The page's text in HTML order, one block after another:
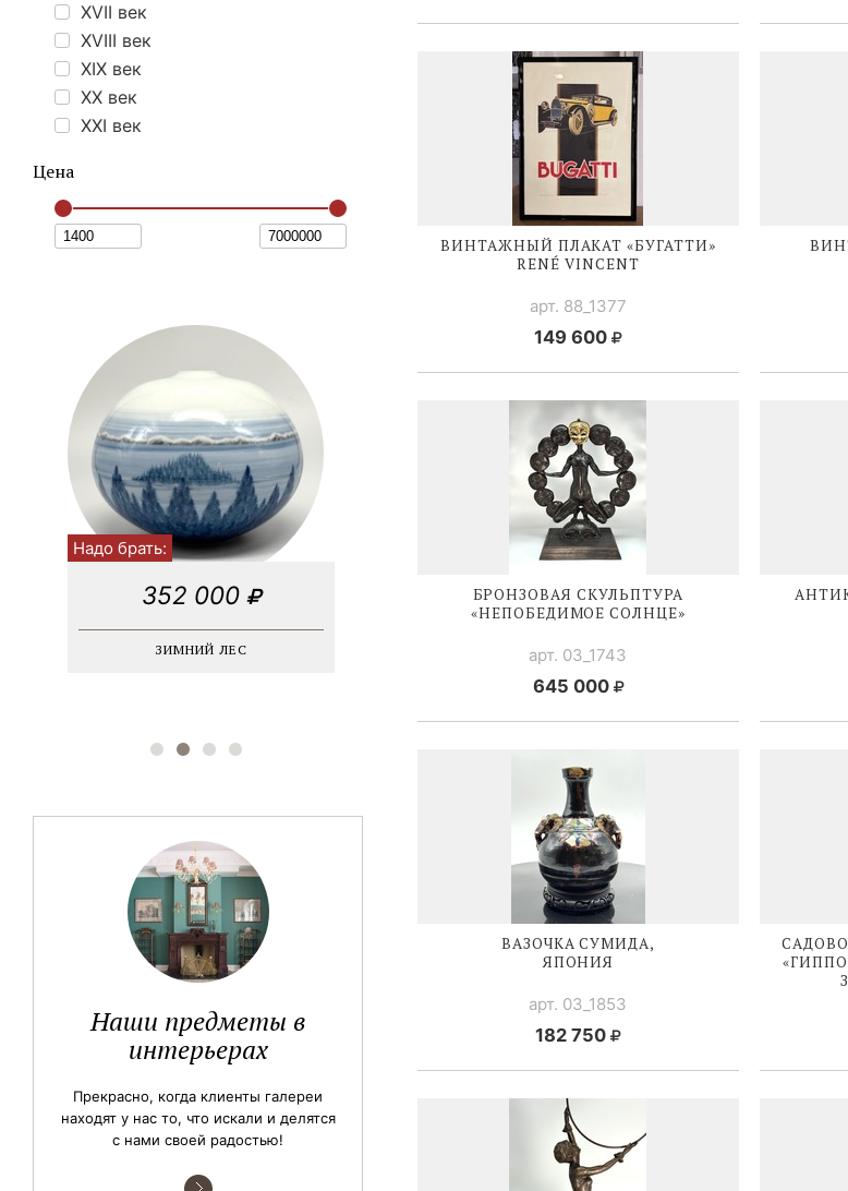
Историзм
Наполеон III
Ар-нуво (модерн)
Ар-деко
Охотничий стиль
Восточный
Индастриал / лофт
Модернизм
Морской
Абстракционизм
Кубизм
XVII век
XVIII век
XIX век
XX век
XXI век
Цена
Надо брать:
352 000
ЗИМНИЙ ЛЕС
Наши предметы в
интерьерах
Прекрасно, когда клиенты галереи
находят у нас то, что искали и делятся
с нами своей радостью!
ВИНТАЖНЫЙ ПЛАКАТ «БУГАТТИ»
RENÉ VINCENT
арт. 88_1377
149 600
БРОНЗОВАЯ СКУЛЬПТУРА
«НЕПОБЕДИМОЕ СОЛНЦЕ»
арт. 03_1743
645 000
ВАЗОЧКА СУМИДА,
ЯПОНИЯ
арт. 03_1853
182 750